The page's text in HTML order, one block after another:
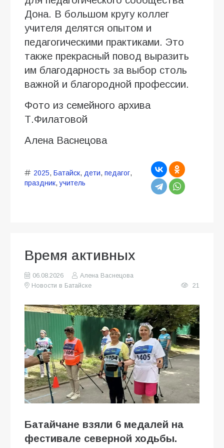
Дона. В большом кругу коллег
учителя делятся опытом и
педагогическими практиками. Это
также прекрасный повод выразить
им благодарность за выбор столь
важной и благородной профессии.
Фото из семейного архива
Т.Филатовой
Алена Васнецова
2025, Батайск, дети, педагог,
праздник,учитель
Время активных
06.08.2026
Алена Васнецова
Новости в Батайске
21
Батайчане взяли 6 медалей на
фестивале северной ходьбы.